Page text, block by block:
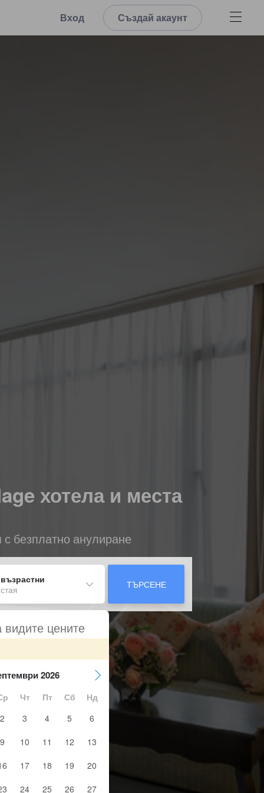
Вход Създай акаунт
хотела и места
безплатно анулиране
ТЪРСЕНЕ
цените
2026
Чт Пт Сб
Нд
2
3 4 5
6
9
10 11 12
13
17 18 19
20
24 25 26 27